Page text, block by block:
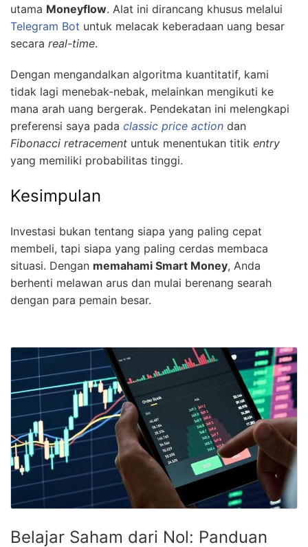
utama Moneyflow. Alat ini dirancang khusus melalui
Telegram Bot untuk melacak keberadaan uang besar
secara real-time.
Dengan mengandalkan algoritma kuantitatif, kami
tidak lagi menebak-nebak, melainkan mengikuti ke
mana arah uang bergerak. Pendekatan ini melengkapi
preferensi saya pada classic price action dan
Fibonacci retracement untuk menentukan titik entry
yang memiliki probabilitas tinggi.
Kesimpulan
Investasi bukan tentang siapa yang paling cepat
membeli, tapi siapa yang paling cerdas membaca
situasi. Dengan memahami Smart Money, Anda
berhenti melawan arus dan mulai berenang searah
dengan para pemain besar.
Belajar Saham dari Nol: Panduan